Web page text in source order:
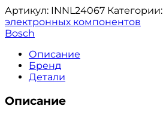
Артикул: INNL24067 Категории:
электронных компонентов
Bosch
Описание
Бренд
Детали
Описание